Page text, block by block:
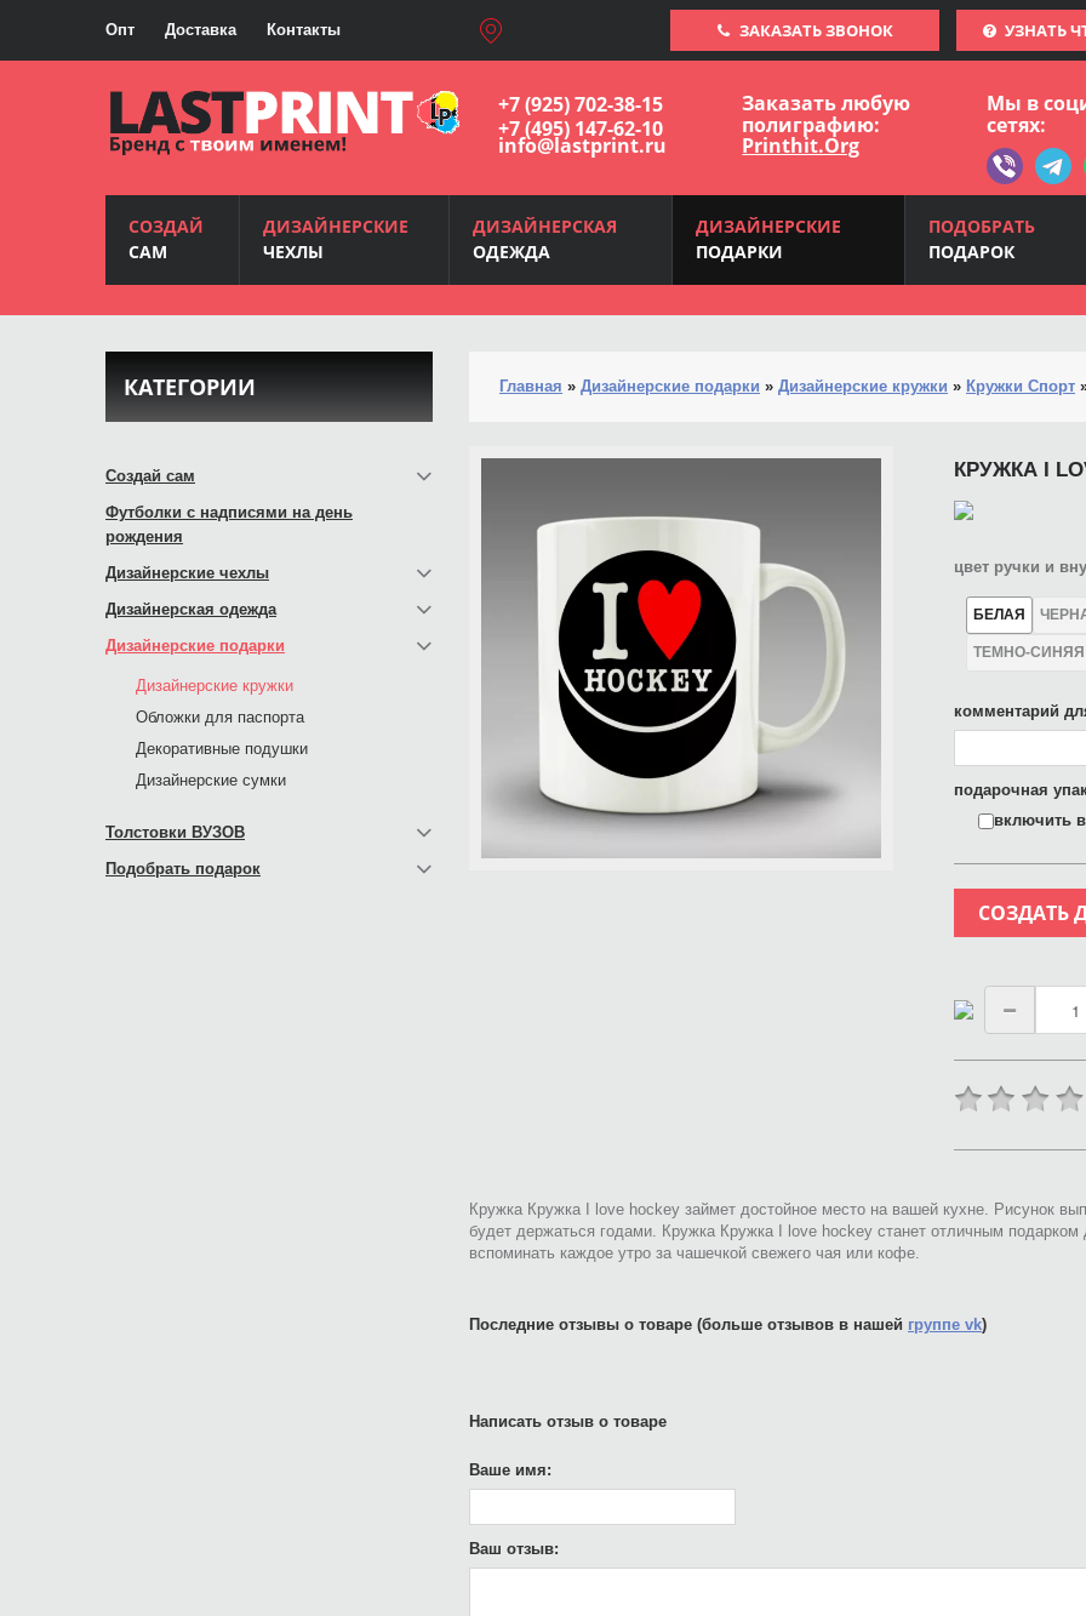
Опт Доставка Контакты ЗАКАЗАТЬ ЗВОНОК УЗНАТЬ
+7 (925) 702-38-15
+7 (495) 147-62-10
info@lastprint.ru
Заказать любую
полиграфию:
Printhit.Org
Мы в
сетях:
СОЗДАЙ
САМ
ДИЗАЙНЕРСКИЕ
ЧЕХЛЫ
ДИЗАЙНЕРСКАЯ
ОДЕЖДА
ДИЗАЙНЕРСКИЕ
ПОДАРКИ
ПОДОБРАТЬ
ПОДАРОК
Главная » Дизайнерские подарки » Дизайнерские кружки » Кружки Спорт
КРУЖКА I
цвет ручки и
БЕЛАЯ
ТЕМНО-СИНЯЯ
комментарий
подарочная
включить в
СОЗДАТЬ
Кружка Кружка I love hockey займет достойное место на вашей кухне. Рисунок
будет держаться годами. Кружка Кружка I love hockey станет отличным подарком
вспоминать каждое утро за чашечкой свежего чая или кофе.
Последние отзывы о товаре (больше отзывов в нашей группе vk)
Написать отзыв о товаре
Ваше имя:
Ваш отзыв:
КАТЕГОРИИ
Создай сам
Футболки с надписями на день
рождения
Дизайнерские чехлы
Дизайнерская одежда
Дизайнерские подарки
Дизайнерские кружки
Обложки для паспорта
Декоративные подушки
Дизайнерские сумки
Толстовки ВУЗОВ
Подобрать подарок